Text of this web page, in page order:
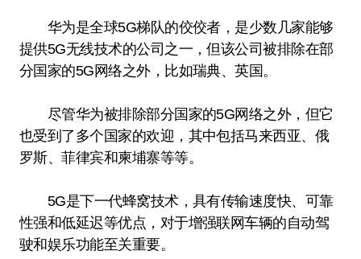
华为是全球5G梯队的佼佼者，是少数几家能够
提供5G无线技术的公司之一，但该公司被排除在部
分国家的5G网络之外，比如瑞典、英国。
尽管华为被排除部分国家的5G网络之外，但它
也受到了多个国家的欢迎，其中包括马来西亚、俄
罗斯、菲律宾和柬埔寨等等。
5G是下一代蜂窝技术，具有传输速度快、可靠
性强和低延迟等优点，对于增强联网车辆的自动驾
驶和娱乐功能至关重要。